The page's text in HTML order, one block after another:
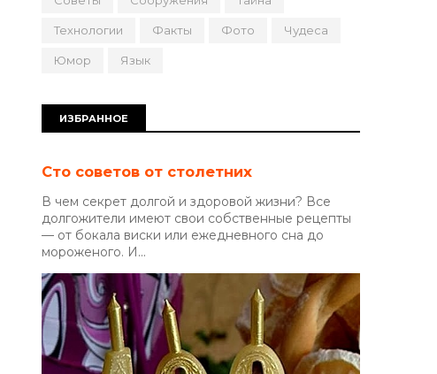
Технологии Факты Фото Чудеса
Юмор Язык
ИЗБРАННОЕ
Сто советов от столетних
В чем секрет долгой и здоровой жизни? Все
долгожители имеют свои собственные рецепты
— от бокала виски или ежедневного сна до
мороженого. И...